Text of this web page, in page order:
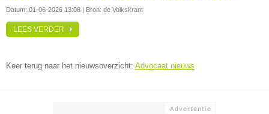
Datum: 01-06-2026 13:08 | Bron: de Volkskrant
LEES VERDER
Keer terug naar het nieuwsoverzicht: Advocaat nieuws